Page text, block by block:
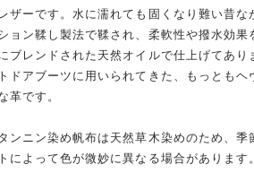
ザーです。水に濡れても固くなり難い昔な
ョン鞣し製法で鞣され、柔軟性や撥水効果
ブレンドされた天然オイルで仕上げてあり
ドアブーツに用いられてきた、もっともヘ
革です。
ンニン染め帆布は天然草木染めのため、季
によって色が微妙に異なる場合があります。